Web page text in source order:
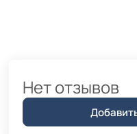
Нет отзывов